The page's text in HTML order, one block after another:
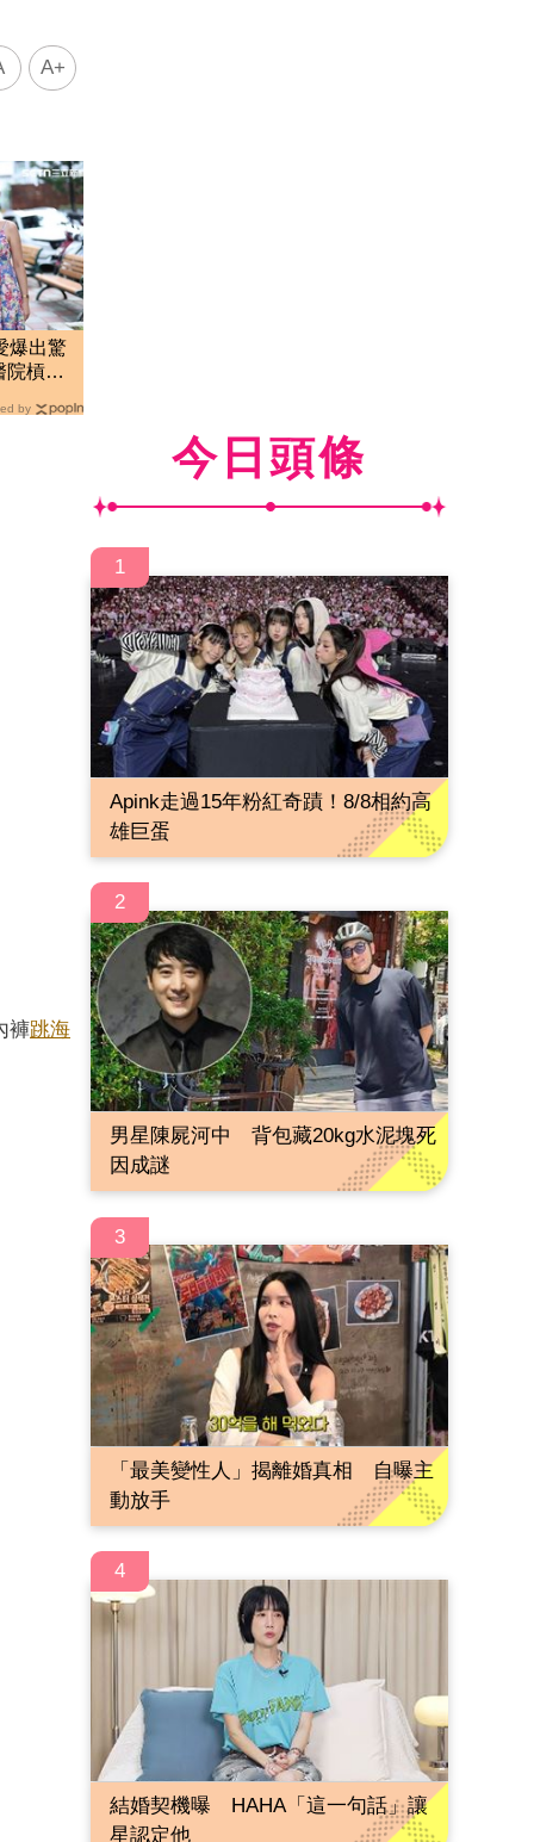
A+
爆出驚
院槓正
by
褲跳海
今日頭條
1
Apink走過15年粉紅奇蹟！8/8相約高
雄巨蛋
2
男星陳屍河中 背包藏20kg水泥塊死
因成謎
3
「最美變性人」揭離婚真相 自曝主
動放手
4
結婚契機曝 HAHA「這一句話」讓
星認定他